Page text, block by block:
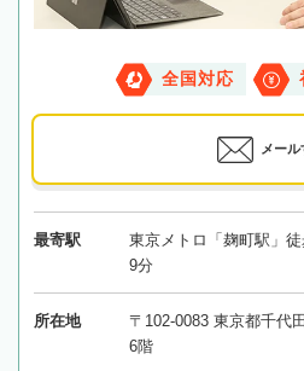
全国対応
メール
最寄駅
東京メトロ「麹町駅」
9分
所在地
〒102-0083 東京都千代
6階